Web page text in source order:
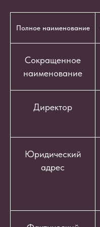
Полное наименование
Сокращенное
наименование
Директор
Юридический
адрес